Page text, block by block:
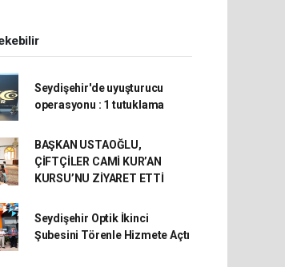
Seydişehir'de uyuşturucu
operasyonu : 1 tutuklama
BAŞKAN USTAOĞLU,
ÇİFTÇİLER CAMİ KUR’AN
KURSU’NU ZİYARET ETTİ
Seydişehir Optik İkinci
Şubesini Törenle Hizmete Açtı